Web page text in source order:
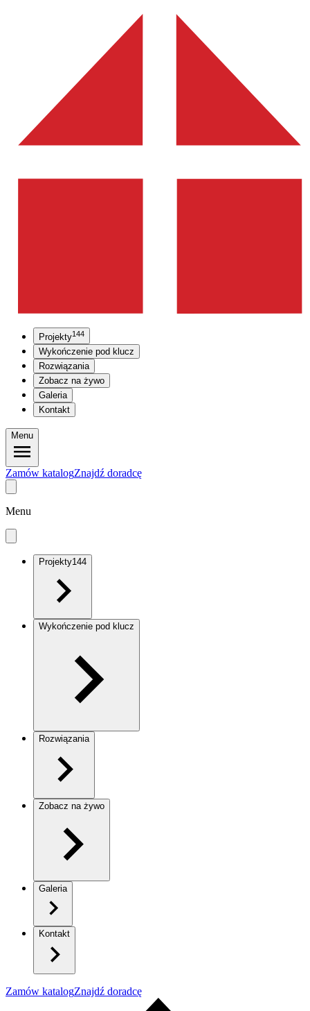
Projekty144
Wykończenie pod klucz
Rozwiązania
Zobacz na żywo
Galeria
Kontakt
Menu
Zamów katalogZnajdź doradcę
Menu
Projekty144
Wykończenie pod klucz
Rozwiązania
Zobacz na żywo
Galeria
Kontakt
Zamów katalogZnajdź doradcę